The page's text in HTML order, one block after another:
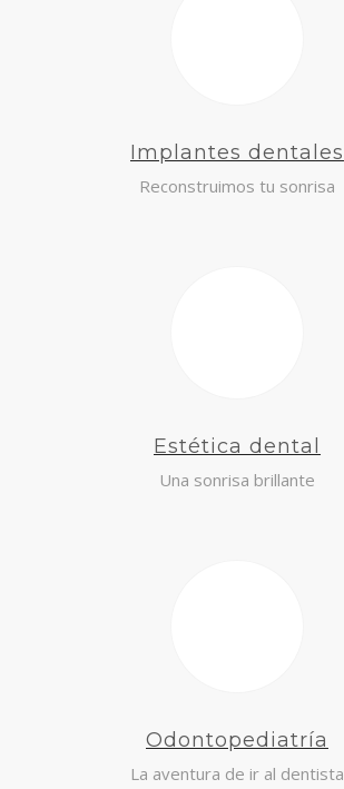
Implantes dentales
Reconstruimos tu sonrisa
Estética dental
Una sonrisa brillante
Odontopediatría
La aventura de ir al dentista